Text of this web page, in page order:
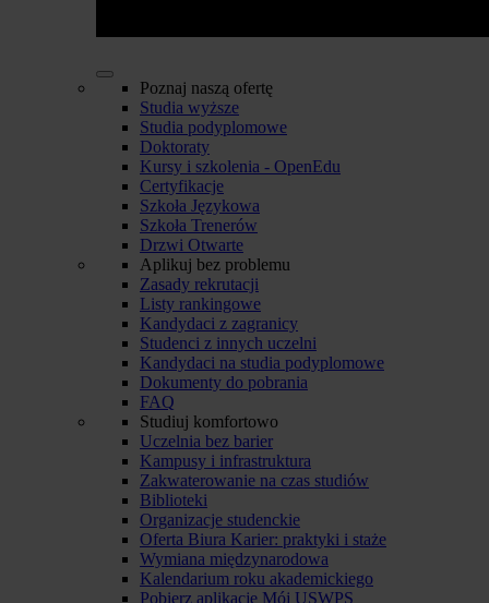
Poznaj naszą ofertę
Studia wyższe
Studia podyplomowe
Doktoraty
Kursy i szkolenia - OpenEdu
Certyfikacje
Szkoła Językowa
Szkoła Trenerów
Drzwi Otwarte
Aplikuj bez problemu
Zasady rekrutacji
Listy rankingowe
Kandydaci z zagranicy
Studenci z innych uczelni
Kandydaci na studia podyplomowe
Dokumenty do pobrania
FAQ
Studiuj komfortowo
Uczelnia bez barier
Kampusy i infrastruktura
Zakwaterowanie na czas studiów
Biblioteki
Organizacje studenckie
Oferta Biura Karier: praktyki i staże
Wymiana międzynarodowa
Kalendarium roku akademickiego
Pobierz aplikację Mój USWPS